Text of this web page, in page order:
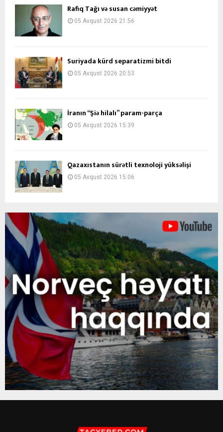
Rafiq Tağı və susan cəmiyyət
05 Avqust 2026 21:56
Suriyada kürd separatizmi bitdi
05 Avqust 2026 20:53
İranın “Şiə hilalı” param-parça
05 Avqust 2026 15:39
Qazaxıstanın sürətli texnoloji yüksəlişi
05 Avqust 2026 15:06